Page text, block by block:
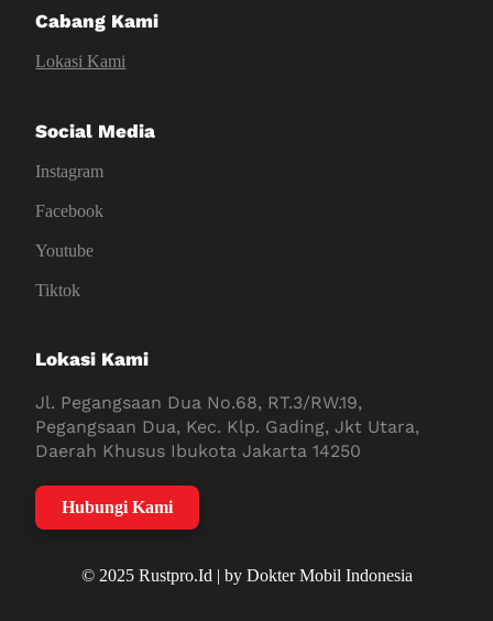
Cabang Kami
Lokasi Kami
Social Media
Instagram
Facebook
Youtube
Tiktok
Lokasi Kami
Jl. Pegangsaan Dua No.68, RT.3/RW.19,
Pegangsaan Dua, Kec. Klp. Gading, Jkt Utara,
Daerah Khusus Ibukota Jakarta 14250
Hubungi Kami
© 2025 Rustpro.Id | by Dokter Mobil Indonesia